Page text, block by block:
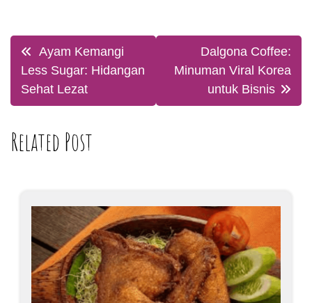
Post
navigation
Ayam Kemangi
Less Sugar: Hidangan
Sehat Lezat
Dalgona Coffee:
Minuman Viral Korea
untuk Bisnis
Related Post